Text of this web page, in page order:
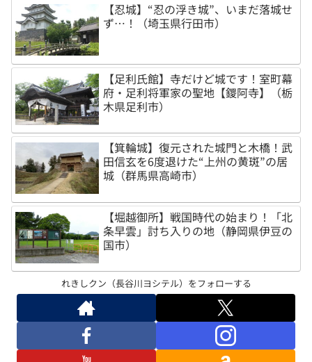
【忍城】“忍の浮き城”、いまだ落城せ
ず…！（埼玉県行田市）
【足利氏館】寺だけど城です！室町幕
府・足利将軍家の聖地【鑁阿寺】（栃
木県足利市）
【箕輪城】復元された城門と木橋！武
田信玄を6度退けた“上州の黄斑”の居
城（群馬県高崎市）
【堀越御所】戦国時代の始まり！「北
条早雲」討ち入りの地（静岡県伊豆の
国市）
れきしクン（長谷川ヨシテル）をフォローする